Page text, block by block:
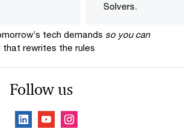
Solvers.
tech demands so you can
rewrites the rules
Follow us